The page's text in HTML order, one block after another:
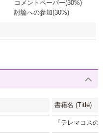
コメントペーパー(30%)
討論への参加(30%)
書籍名 (Title)
『テレマコス